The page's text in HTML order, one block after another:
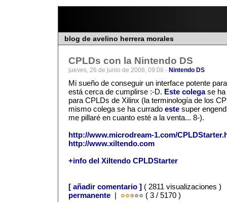
blog de avelino herrera morales
CPLDs con la Nintendo DS
jueves, 26 de junio de 2008, 09:08 - Nintendo DS
Mi sueño de conseguir un interface potente
está cerca de cumplirse :-D. Este colegase ha
para CPLDs de Xilinx (la terminología de los
mismo colega se ha currado este super
me pillaré en cuanto esté a la venta... 8-).
http://www.microdream-1.com/
http://www.xiltendo.com
+info del Xiltendo CPLDStarter
[ añadir comentario ] ( 2811 visualizaciones
permanente | ( 3 / 5170 )